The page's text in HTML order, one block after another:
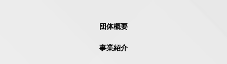
団体概要
事業紹介